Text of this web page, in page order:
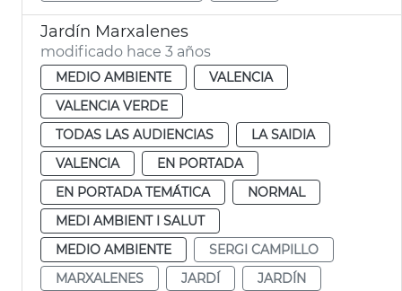
Jardín Marxalenes
modificado hace 3 años
MEDIO AMBIENTE
VALENCIA
VALENCIA VERDE
TODAS LAS AUDIENCIAS
LA SAIDIA
VALENCIA
EN PORTADA
EN PORTADA TEMÁTICA
NORMAL
MEDI AMBIENT I SALUT
MEDIO AMBIENTE
SERGI CAMPILLO
MARXALENES
JARDÍ
JARDÍN